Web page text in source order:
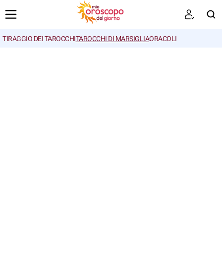
TIRAGGIO DEI TAROCCHITAROCCHI DI MARSIGLIAORACOLI